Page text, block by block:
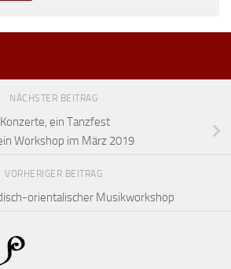
NÄCHSTER BEITRAG
Konzerte, ein Tanzfest
Workshop im März 2019
VORHERIGER BEITRAG
orientalischer Musikworkshop